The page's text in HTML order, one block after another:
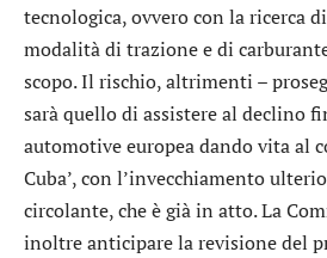
tecnologica, ovvero con la ricerca
modalità di trazione e di
scopo. Il rischio, altrimenti –
sarà quello di assistere al declino
automotive europea dando vita al
Cuba’, con l’invecchiamento
circolante, che è già in atto. La
inoltre anticipare la revisione del